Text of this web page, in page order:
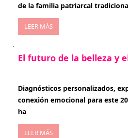
de la familia patriarcal
LEER MÁS
El futuro de la belleza y
Diagnósticos personalizados,
conexión emocional para este
ha
LEER MÁS